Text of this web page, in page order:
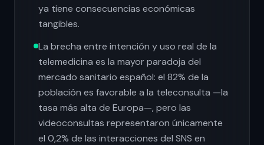
ya tiene consecuencias económicas
tangibles.
La brecha entre intención y uso real de la
telemedicina es la mayor paradoja del
mercado sanitario español: el 82% de la
población es favorable a la teleconsulta —la
tasa más alta de Europa—, pero las
videoconsultas representaron únicamente
el 0,2% de las interacciones del SNS en